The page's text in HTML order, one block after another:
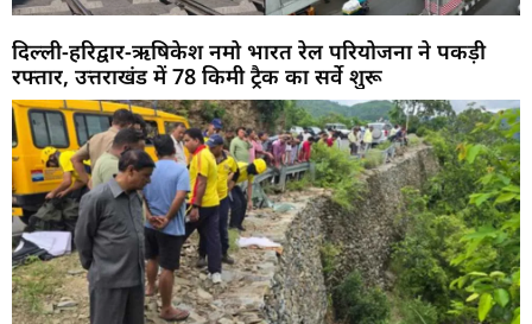
दिल्ली-हरिद्वार-ऋषिकेश नमो भारत रेल परियोजना ने पकड़ी
रफ्तार, उत्तराखंड में 78 किमी ट्रैक का सर्वे शुरू